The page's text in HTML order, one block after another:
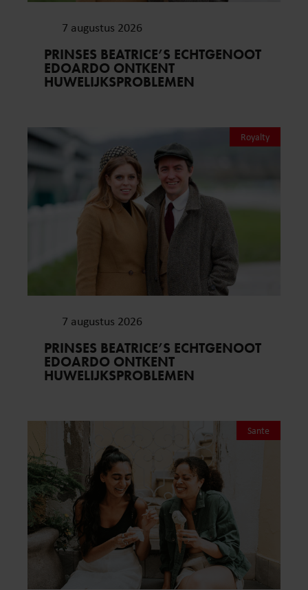
7 augustus 2026
PRINSES BEATRICE’S ECHTGENOOT
EDOARDO ONTKENT
HUWELIJKSPROBLEMEN
Royalty
7 augustus 2026
PRINSES BEATRICE’S ECHTGENOOT
EDOARDO ONTKENT
HUWELIJKSPROBLEMEN
Sante